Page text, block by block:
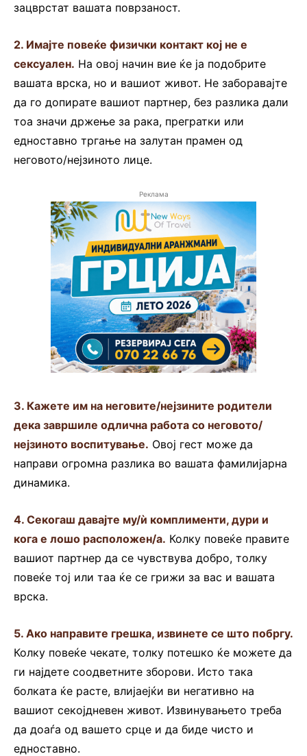
зацврстат вашата поврзаност.
2. Имајте повеќе физички контакт кој не е
сексуален. На овој начин вие ќе ја подобрите
вашата врска, но и вашиот живот. Не заборавајте
да го допирате вашиот партнер, без разлика дали
тоа значи држење за рака, прегратки или
едноставно тргање на залутан прамен од
неговото/нејзиното лице.
Реклама
3. Кажете им на неговите/нејзините родители
дека завршиле одлична работа со неговото/
нејзиното воспитување. Овој гест може да
направи огромна разлика во вашата фамилијарна
динамика.
4. Секогаш давајте му/ѝ комплименти, дури и
кога е лошо расположен/а. Колку повеќе правите
вашиот партнер да се чувствува добро, толку
повеќе тој или таа ќе се грижи за вас и вашата
врска.
5. Ако направите грешка, извинете се што побргу.
Колку повеќе чекате, толку потешко ќе можете да
ги најдете соодветните зборови. Исто така
болката ќе расте, влијаејќи ви негативно на
вашиот секојдневен живот. Извинувањето треба
да доаѓа од вашето срце и да биде чисто и
едноставно.